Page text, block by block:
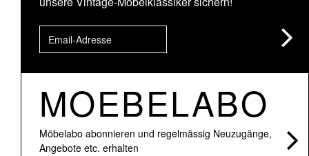
MOEBELABO
Möbelabo abonnieren und regelmässig Neuzugänge,
Angebote etc. erhalten